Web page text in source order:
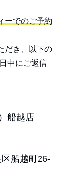
ーでのご予約
だき、以下の
中にご返信
船越店
船越町26-